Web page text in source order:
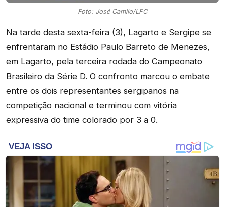
Foto: José Camilo/LFC
Na tarde desta sexta-feira (3), Lagarto e Sergipe se
enfrentaram no Estádio Paulo Barreto de Menezes,
em Lagarto, pela terceira rodada do Campeonato
Brasileiro da Série D. O confronto marcou o embate
entre os dois representantes sergipanos na
competição nacional e terminou com vitória
expressiva do time colorado por 3 a 0.